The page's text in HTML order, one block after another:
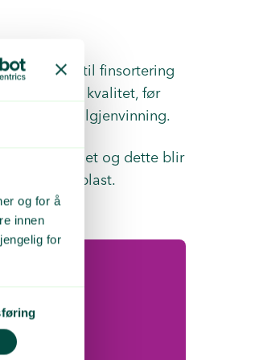
og for å
innen
for
til finsortering
sortert etter kvalitet, før
til materialgjenvinning.
blir fjernet og dette blir
plast.